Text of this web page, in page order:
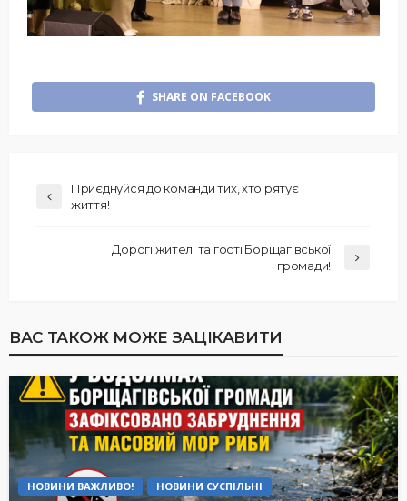
SHARE ON FACEBOOK
Приєднуйся до команди тих, хто рятує
життя!
Дорогі жителі та гості Борщагівської
громади!
ВАС ТАКОЖ МОЖЕ ЗАЦІКАВИТИ
НОВИНИ ВАЖЛИВО! НОВИНИ СУСПІЛЬНІ